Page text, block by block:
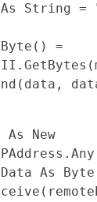
As String =
Byte () =
As
New
As Byte